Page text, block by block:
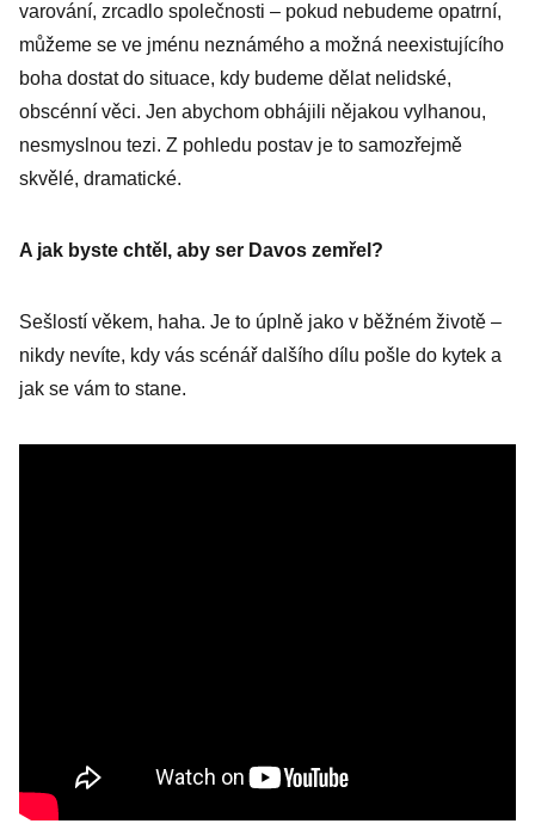
varování, zrcadlo společnosti – pokud nebudeme opatrní,
můžeme se ve jménu neznámého a možná neexistujícího
boha dostat do situace, kdy budeme dělat nelidské,
obscénní věci. Jen abychom obhájili nějakou vylhanou,
nesmyslnou tezi. Z pohledu postav je to samozřejmě
skvělé, dramatické.
A jak byste chtěl, aby ser Davos zemřel?
Sešlostí věkem, haha. Je to úplně jako v běžném životě –
nikdy nevíte, kdy vás scénář dalšího dílu pošle do kytek a
jak se vám to stane.